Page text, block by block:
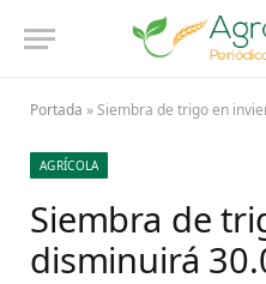
Portada »Siembra de trigo en
AGRÍCOLA
Siembra de
disminuirá